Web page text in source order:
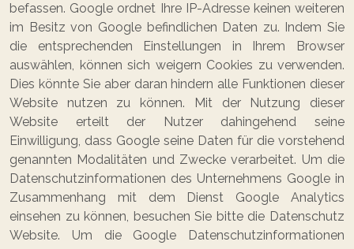
befassen. Google ordnet Ihre IP-Adresse keinen weiteren
im Besitz von Google befindlichen Daten zu. Indem Sie
die entsprechenden Einstellungen in Ihrem Browser
auswählen, können sich weigern Cookies zu verwenden.
Dies könnte Sie aber daran hindern alle Funktionen dieser
Website nutzen zu können. Mit der Nutzung dieser
Website erteilt der Nutzer dahingehend seine
Einwilligung, dass Google seine Daten für die vorstehend
genannten Modalitäten und Zwecke verarbeitet. Um die
Datenschutzinformationen des Unternehmens Google in
Zusammenhang mit dem Dienst Google Analytics
einsehen zu können, besuchen Sie bitte die Datenschutz
Website. Um die Google Datenschutzinformationen